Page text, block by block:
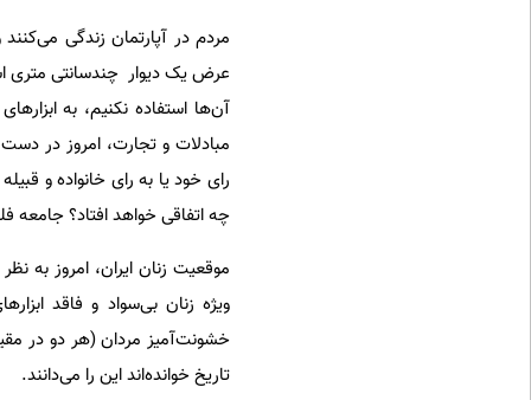
مردم در آپارتمان زندگی
عرض یک دیوار چندسانتی متری
آن‌ها استفاده نکنیم، به
مبادلات و تجارت، امروز در
رای خود یا به رای خانواده و
چه اتفاقی خواهد افتاد؟ جامعه
موقعیت زنان ایران، امروز به
ویژه زنان بی‌سواد و فاقد
خشونت‌آمیز مردان (هر دو در
تاریخ خوانده‌اند این را می‌دانند.